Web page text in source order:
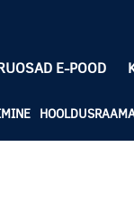
E-POOD